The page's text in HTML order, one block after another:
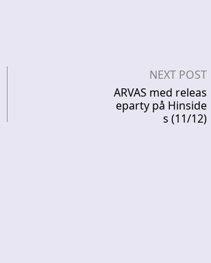
NEXT POST
ARVAS med releas
eparty på Hinside
s (11/12)